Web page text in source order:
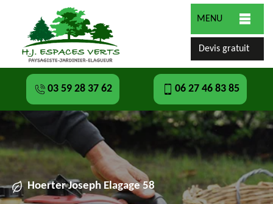
MENU
Devis gratuit
03 59 28 37 62 06 27 46 83 85
Hoerter Joseph Elagage 58